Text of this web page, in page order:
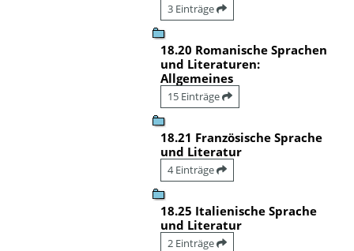
3 Einträge
18.20 Romanische Sprachen
und Literaturen:
Allgemeines
15 Einträge
18.21 Französische Sprache
und Literatur
4 Einträge
18.25 Italienische Sprache
und Literatur
2 Einträge